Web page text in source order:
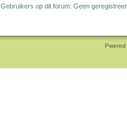
Gebruikers op dit forum: Geen